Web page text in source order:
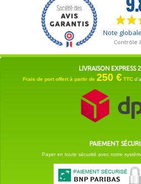
LIVRAISON EXPRESS
Frais de port offert à partir de 250 € TTC
PAIEMENT
Payer en toute sécurité avec notre